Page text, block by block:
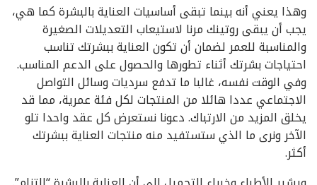
وهذا يعني أنه بينما تبقى أساسيات العناية بالبشرة كما هي،
يجب أن يبقى روتينك مرنا لاستيعاب التعديلات الصغيرة
والمناسبة للعمر لضمان أن تكون العناية ببشرتك تناسب
احتياجات بشرتك أثناء تطورها والحصول على الدعم المناسب.
وفي الوقت نفسه، غالبا ما تدفع سرديات وسائل التواصل
الاجتماعي عددا هائلا من المنتجات لكل فئة عمرية، مما قد
يخلق المزيد من الارتباك. دعونا نستعرض كل عقد واحدا تلو
الآخر ونرى ما الذي ستستفيد منه منتجات العناية ببشرتك
أكثر.